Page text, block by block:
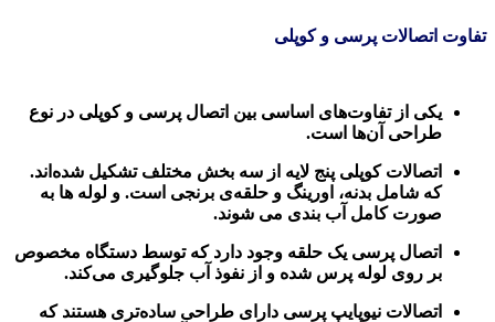
تفاوت اتصالات پرسی و کوپلی
یکی از تفاوت‌های اساسی بین اتصال پرسی و کوپلی در نوع
طراحی آن‌ها است.
اتصالات کوپلی پنج لایه از سه بخش مختلف تشکیل شده‌اند.
که شامل بدنه، اورینگ و حلقه‌ی برنجی است. و لوله ها به
صورت کامل آب بندی می شوند.
اتصال پرسی یک حلقه وجود دارد که توسط دستگاه مخصوص
بر روی لوله پرس شده و از نفوذ آب جلوگیری می‌کند.
اتصالات نیوپایپ پرسی دارای طراحی ساده‌تری هستند که